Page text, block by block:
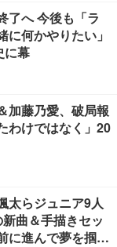
了へ 今後も「ラ
何かやりたい」
に幕
加藤乃愛、破局報
わけではなく」20
太らジュニア9人
曲＆手描きセッ
に進んで夢を掴み